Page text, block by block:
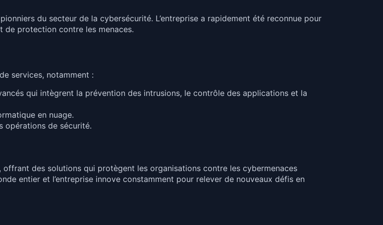
du secteur de la cybersécurité. L’entreprise a rapidement été reconnue pour
de protection contre les menaces.
services, notamment :
qui intègrent la prévention des intrusions, le contrôle des applications et la
en nuage.
opérations de sécurité.
, offrant des solutions qui protègent les organisations contre les cybermenaces
entier et l’entreprise innove constamment pour relever de nouveaux défis en